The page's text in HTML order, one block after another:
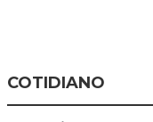
COTIDIANO